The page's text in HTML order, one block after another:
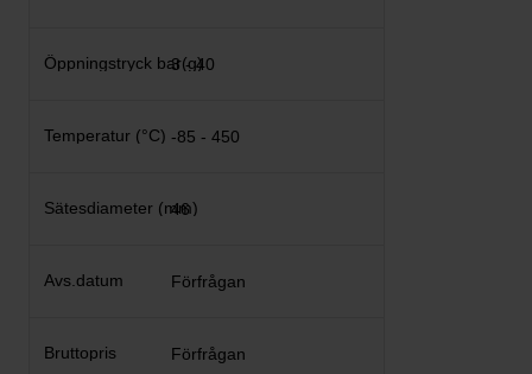
3 - 40
-85 - 450
46
Förfrågan
Förfrågan